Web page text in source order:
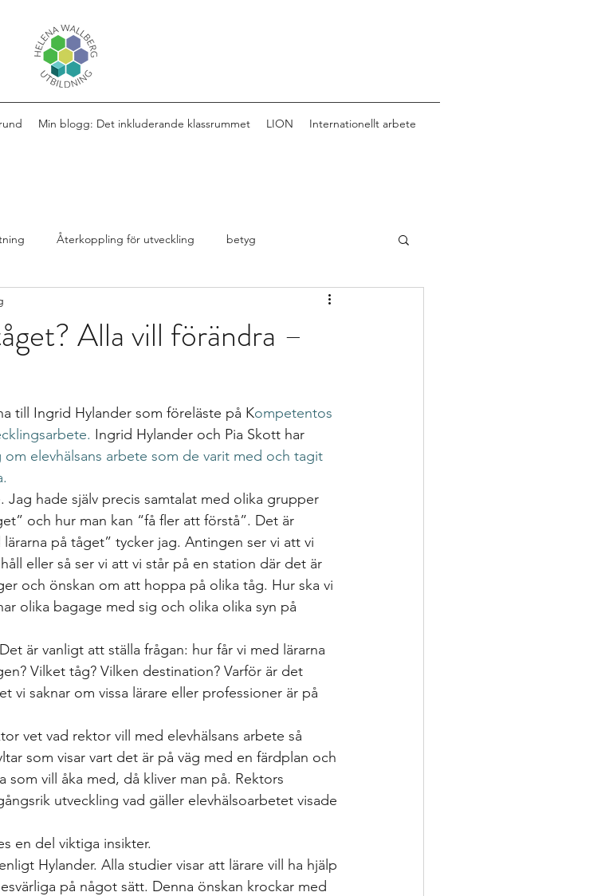
Min blogg: Det inkluderande klassrummet LION Internationellt arbete
Återkoppling för utveckling betyg
material Nationella prov Ledarskap
Relationellt och kategoriskt perspe Stödinsatser
The Agency for Special Needs and In Återkoppling för utveckling
Alla vill förändra –
till Ingrid Hylander som föreläste på Kompetentos
Ingrid Hylander och Pia Skott har
elevhälsans arbete som de varit med och tagit
hade själv precis samtalat med olika grupper
och hur man kan “få fler att förstå”. Det är
på tåget” tycker jag. Antingen ser vi att vi
eller så ser vi att vi står på en station där det är
och önskan om att hoppa på olika tåg. Hur ska vi
olika bagage med sig och olika olika syn på
är vanligt att ställa frågan: hur får vi med lärarna
Vilket tåg? Vilken destination? Varför är det
vi saknar om vissa lärare eller professioner är på
vet vad rektor vill med elevhälsans arbete så
som visar vart det är på väg med en färdplan och
som vill åka med, då kliver man på. Rektors
utveckling vad gäller elevhälsoarbetet visade
en del viktiga insikter.
Hylander. Alla studier visar att lärare vill ha hjälp
på något sätt. Denna önskan krockar med